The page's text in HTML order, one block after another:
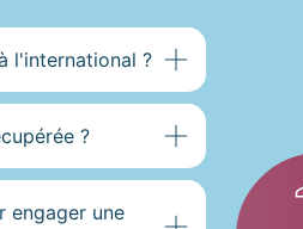
l'international ?
?
engager une